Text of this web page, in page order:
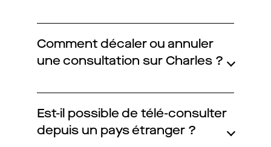
Prenez soin de vous :
Comment décaler ou annuler
une consultation sur Charles ?
Est-il possible de télé-consulter
depuis un pays étranger ?